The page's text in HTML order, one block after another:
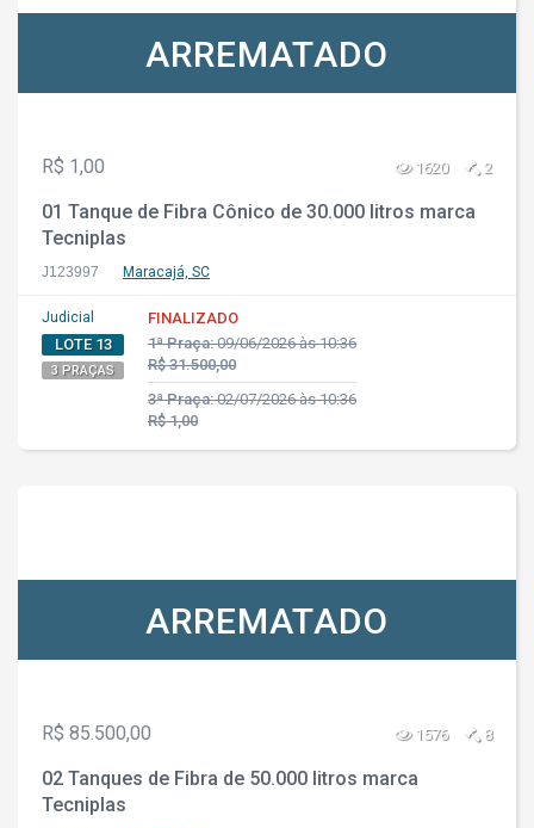
ARREMATADO
R$ 1,00 1620 2
01 Tanque de Fibra Cônico de 30.000 litros marca
Tecniplas
J123997 Maracajá, SC
Judicial
LOTE 13
3 PRAÇAS
FINALIZADO
1ª Praça:09/06/2026 às 10:36
R$ 31.500,00
3ª Praça:02/07/2026 às 10:36
R$ 1,00
ARREMATADO
R$ 85.500,00 1576 8
02 Tanques de Fibra de 50.000 litros marca
Tecniplas